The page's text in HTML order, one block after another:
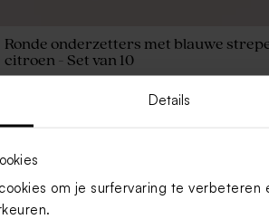
Details
om je surfervaring te
Ronde onderzetters met blauwe
citroen - Set van 10